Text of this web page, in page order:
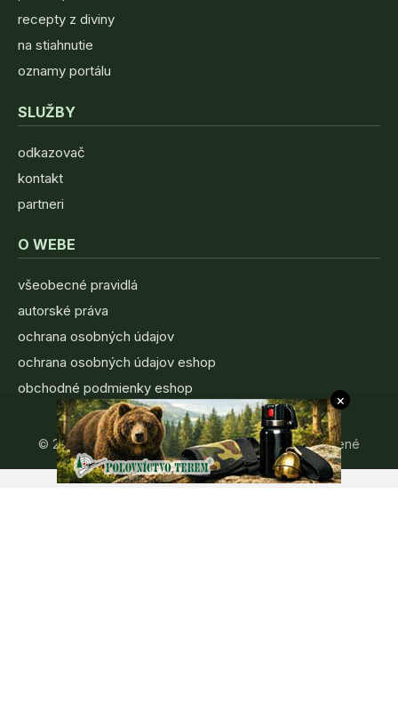
recepty z diviny
na stiahnutie
oznamy portálu
SLUŽBY
odkazovač
kontakt
partneri
O WEBE
všeobecné pravidlá
autorské práva
ochrana osobných údajov
ochrana osobných údajov eshop
obchodné podmienky eshop
© 2006 - 2026 LovuZdar.sk – Všetky práva vyhradené
×